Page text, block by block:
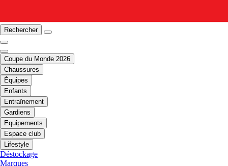
Rechercher
Coupe du Monde 2026
Chaussures
Équipes
Enfants
Entraînement
Gardiens
Equipements
Espace club
Lifestyle
Déstockage
Marques